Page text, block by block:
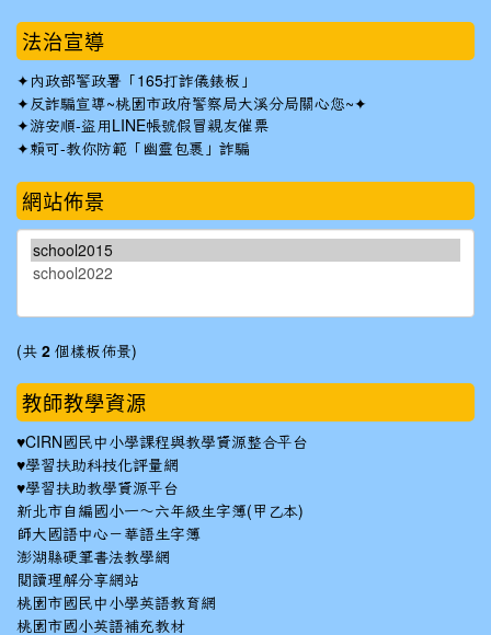
法治宣導
✦ 內政部警政署「165打詐儀錶板」
✦反詐騙宣導~桃園市政府警察局大溪分局關心您~✦
✦游安順-盜用LINE帳號假冒親友催票
✦賴可-教你防範「幽靈包裹」詐騙
網站佈景
(共 2 個樣板佈景)
教師教學資源
♥CIRN國民中小學課程與教學資源整合平台
♥學習扶助科技化評量網
♥學習扶助教學資源平台
新北市自編國小一～六年級生字簿(甲乙本)
師大國語中心－華語生字簿
澎湖縣硬筆書法教學網
閱讀理解分享網站
桃園市國民中小學英語教育網
桃園市國小英語補充教材